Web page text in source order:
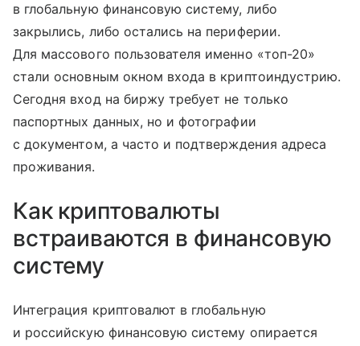
в глобальную финансовую систему, либо
закрылись, либо остались на периферии.
Для массового пользователя именно «топ-20»
стали основным окном входа в криптоиндустрию.
Сегодня вход на биржу требует не только
паспортных данных, но и фотографии
с документом, а часто и подтверждения адреса
проживания.
Как криптовалюты
встраиваются в финансовую
систему
Интеграция криптовалют в глобальную
и российскую финансовую систему опирается